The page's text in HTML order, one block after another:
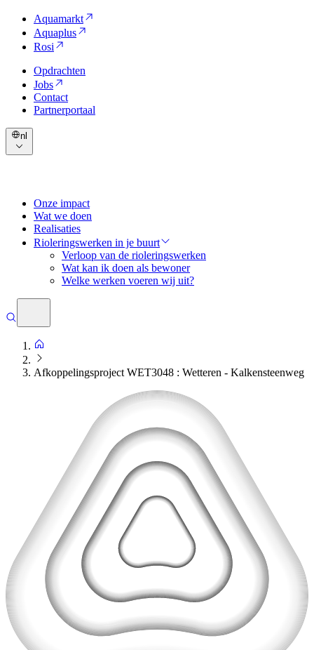
Aquamarkt
Aquaplus
Rosi
Opdrachten
Jobs
Contact
Partnerportaal
nl
Onze impact
Wat we doen
Realisaties
Rioleringswerken in je buurt
Verloop van de rioleringswerken
Wat kan ik doen als bewoner
Welke werken voeren wij uit?
Afkoppelingsproject WET3048 : Wetteren - Kalkensteenweg